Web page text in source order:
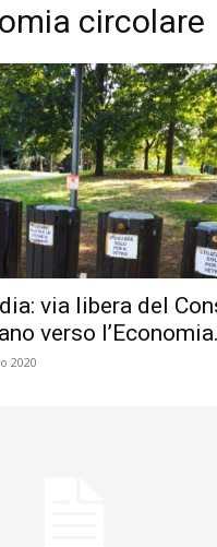
circolare
via libera del
verso
2020